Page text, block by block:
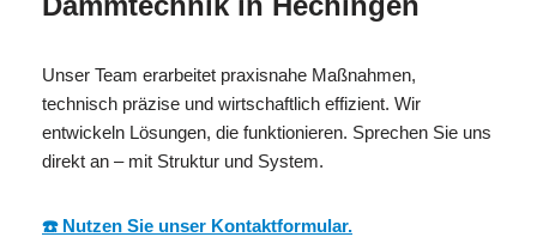
Unser Team erarbeitet praxisnahe Maßnahmen,
technisch präzise und wirtschaftlich effizient. Wir
entwickeln Lösungen, die funktionieren. Sprechen Sie uns
direkt an – mit Struktur und System.
☎️ Nutzen Sie unser Kontaktformular.